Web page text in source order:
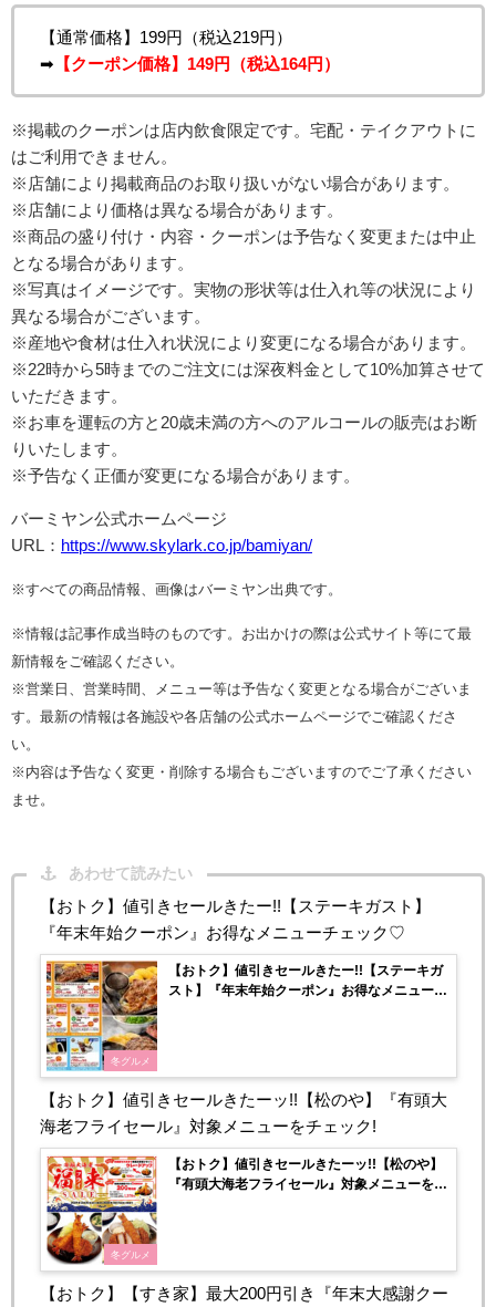
【通常価格】199円（税込219円）
➡ 【クーポン価格】149円（税込164円）
※掲載のクーポンは店内飲食限定です。宅配・テイクアウトに
はご利用できません。
※店舗により掲載商品のお取り扱いがない場合があります。
※店舗により価格は異なる場合があります。
※商品の盛り付け・内容・クーポンは予告なく変更または中止
となる場合があります。
※写真はイメージです。実物の形状等は仕入れ等の状況により
異なる場合がございます。
※産地や食材は仕入れ状況により変更になる場合があります。
※22時から5時までのご注文には深夜料金として10%加算させて
いただきます。
※お車を運転の方と20歳未満の方へのアルコールの販売はお断
りいたします。
※予告なく正価が変更になる場合があります。
バーミヤン公式ホームページ
URL： https://www.skylark.co.jp/bamiyan/
※すべての商品情報、画像はバーミヤン出典です。
※情報は記事作成当時のものです。お出かけの際は公式サイト等にて最
新情報をご確認ください。
※営業日、営業時間、メニュー等は予告なく変更となる場合がございま
す。最新の情報は各施設や各店舗の公式ホームページでご確認くださ
い。
※内容は予告なく変更・削除する場合もございますのでご了承ください
ませ。
あわせて読みたい
【おトク】値引きセールきたー!!【ステーキガスト】
『年末年始クーポン』お得なメニューチェック♡
冬グルメ
【おトク】値引きセールきたー!!【ステーキガ
スト】『年末年始クーポン』お得なメニューチ
【おトク】値引きセールきたーッ!!【松のや】『有頭大
海老フライセール』対象メニューをチェック!
冬グルメ
【おトク】値引きセールきたーッ!!【松のや】
『有頭大海老フライセール』対象メニューをチ
【おトク】【すき家】最大200円引き『年末大感謝クー